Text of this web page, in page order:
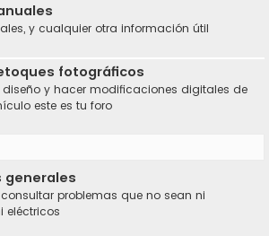
y cualquier otra información útil
fotográficos
diseño y hacer modificaciones digitales de
este es tu foro
generales
problemas que no sean ni
eléctricos